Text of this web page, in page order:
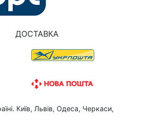
ДОСТАВКА
Київ, Львів, Одеса, Черкаси,